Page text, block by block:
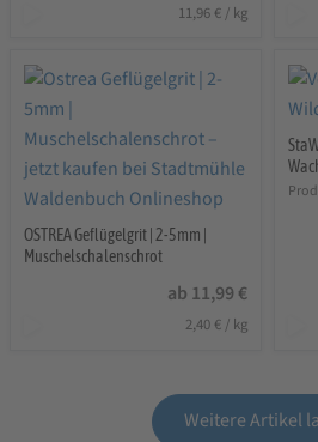
11,96 € / kg
OSTREA Geflügelgrit | 2-5mm |
Muschelschalenschrot
ab 11,99 €
2,40 € / kg
Weitere Artikel